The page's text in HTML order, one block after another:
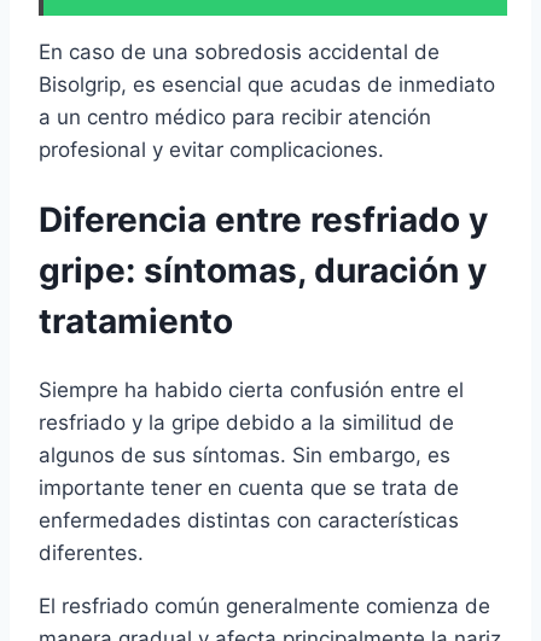
En caso de una sobredosis accidental de
Bisolgrip, es esencial que acudas de inmediato
a un centro médico para recibir atención
profesional y evitar complicaciones.
Diferencia entre resfriado y
gripe: síntomas, duración y
tratamiento
Siempre ha habido cierta confusión entre el
resfriado y la gripe debido a la similitud de
algunos de sus síntomas. Sin embargo, es
importante tener en cuenta que se trata de
enfermedades distintas con características
diferentes.
El resfriado común generalmente comienza de